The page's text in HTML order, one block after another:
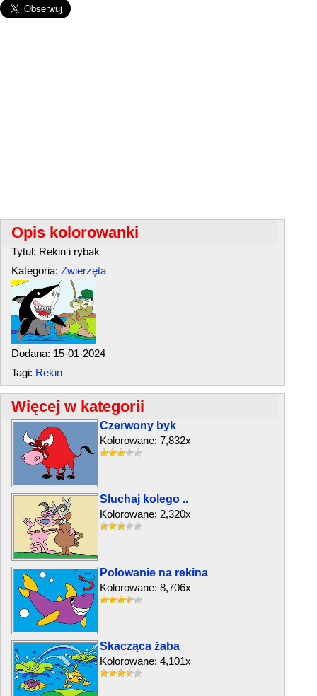
Opis kolorowanki
Tytul: Rekin i rybak
Kategoria: Zwierzęta
Dodana: 15-01-2024
Tagi: Rekin
Więcej w kategorii
Czerwony byk
Kolorowane: 7,832x
Słuchaj kolego ..
Kolorowane: 2,320x
Polowanie na rekina
Kolorowane: 8,706x
Skacząca żaba
Kolorowane: 4,101x